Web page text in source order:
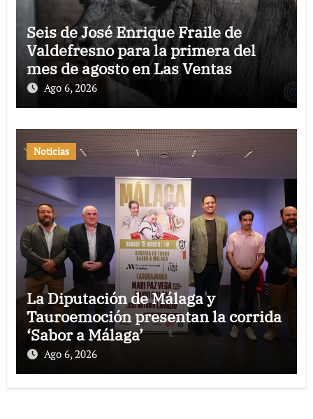
Seis de José Enrique Fraile de
Valdefresno para la primera del
mes de agosto en Las Ventas
Ago 6, 2026
Noticias
La Diputación de Málaga y
Tauroemoción presentan la corrida
‘Sabor a Málaga’
Ago 6, 2026